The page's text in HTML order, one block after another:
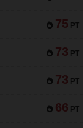
75 PT
73 PT
73 PT
66 PT